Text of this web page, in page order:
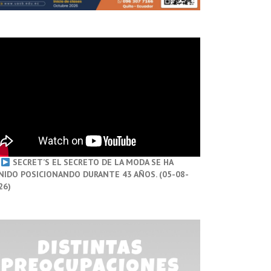
SECRET’S EL SECRETO DE LA MODA SE HA
POSICIONANDO DURANTE 43 AÑOS. (05-08-